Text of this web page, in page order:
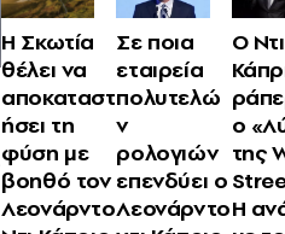
Η Σκωτία
θέλει να
αποκαταστ
ήσει τη
φύση με
βοηθό τον
Λεονάρντο
Σε ποια
εταιρεία
πολυτελώ
ν
ρολογιών
επενδύει ο
Λεονάρντο
Ο Ντι
ο
της
H